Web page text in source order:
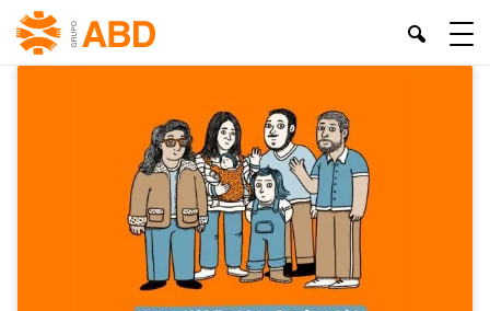
INICIO» IGUALDAD DE GÉNERO